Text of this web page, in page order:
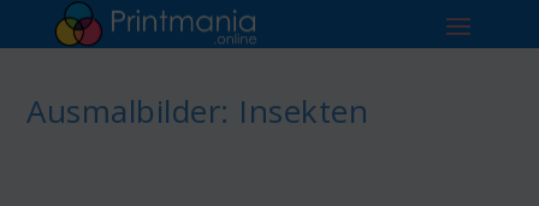
Ausmalbilder: Insekten